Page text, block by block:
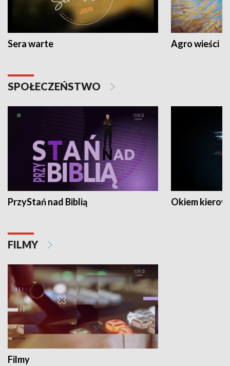
Sera warte Agro wieści
SPOŁECZEŃSTWO
PrzyStań nad Biblią Okiem
FILMY
Filmy